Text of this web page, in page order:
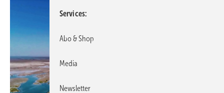
Services
Abo & Shop
Media
Newsletter